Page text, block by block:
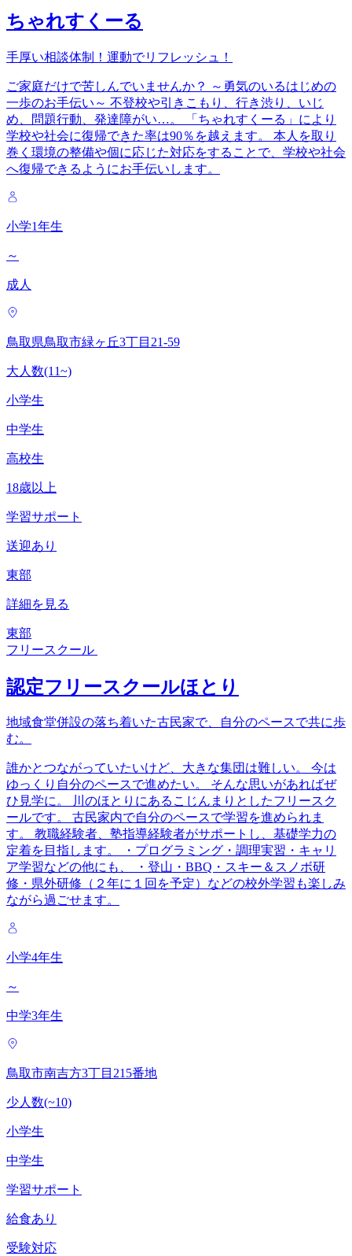
ちゃれすくーる
手厚い相談体制！運動でリフレッシュ！
ご家庭だけで苦しんでいませんか？ ～勇気のいるはじめの
一歩のお手伝い～ 不登校や引きこもり、行き渋り、いじ
め、問題行動、発達障がい…。 「ちゃれすくーる」により
学校や社会に復帰できた率は90％を越えます。 本人を取り
巻く環境の整備や個に応じた対応をすることで、学校や社会
へ復帰できるようにお手伝いします。
小学1年生
～
成人
鳥取県鳥取市緑ヶ丘3丁目21-59
大人数(11~)
小学生
中学生
高校生
18歳以上
学習サポート
送迎あり
東部
詳細を見る
東部
フリースクール
認定フリースクールほとり
地域食堂併設の落ち着いた古民家で、自分のペースで共に歩
む。
誰かとつながっていたいけど、大きな集団は難しい。 今は
ゆっくり自分のペースで進めたい。 そんな思いがあればぜ
ひ見学に。 川のほとりにあるこじんまりとしたフリースク
ールです。 古民家内で自分のペースで学習を進められま
す。 教職経験者、塾指導経験者がサポートし、基礎学力の
定着を目指します。 ・プログラミング・調理実習・キャリ
ア学習などの他にも、 ・登山・BBQ・スキー＆スノボ研
修・県外研修（２年に１回を予定）などの校外学習も楽しみ
ながら過ごせます。
小学4年生
～
中学3年生
鳥取市南吉方3丁目215番地
少人数(~10)
小学生
中学生
学習サポート
給食あり
受験対応